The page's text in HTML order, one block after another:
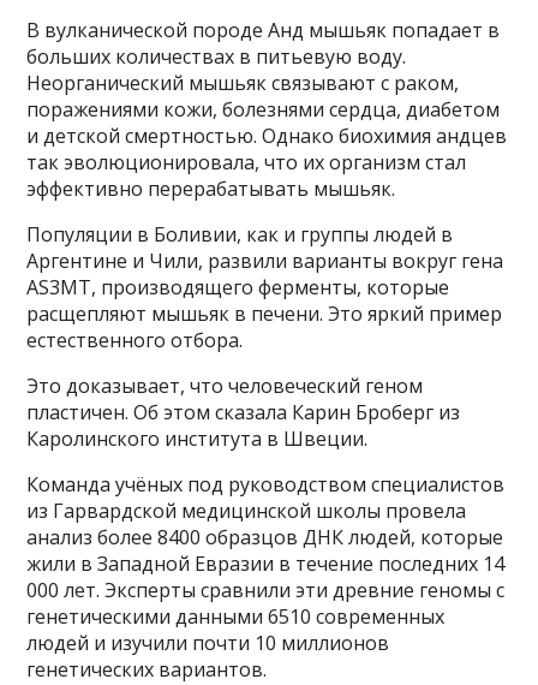
В вулканической породе Анд мышьяк попадает в
больших количествах в питьевую воду.
Неорганический мышьяк связывают с раком,
поражениями кожи, болезнями сердца, диабетом
и детской смертностью. Однако биохимия андцев
так эволюционировала, что их организм стал
эффективно перерабатывать мышьяк.
Популяции в Боливии, как и группы людей в
Аргентине и Чили, развили варианты вокруг гена
AS3MT, производящего ферменты, которые
расщепляют мышьяк в печени. Это яркий пример
естественного отбора.
Это доказывает, что человеческий геном
пластичен. Об этом сказала Карин Броберг из
Каролинского института в Швеции.
Команда учёных под руководством специалистов
из Гарвардской медицинской школы провела
анализ более 8400 образцов ДНК людей, которые
жили в Западной Евразии в течение последних 14
000 лет. Эксперты сравнили эти древние геномы с
генетическими данными 6510 современных
людей и изучили почти 10 миллионов
генетических вариантов.